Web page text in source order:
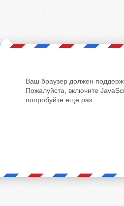
Ваш браузер должен
Пожалуйста, включите
попробуйте ещё раз